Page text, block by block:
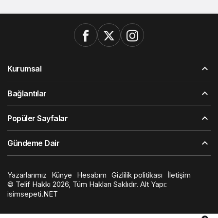
Kurumsal
Bağlantılar
Popüler Sayfalar
Gündeme Dair
Yazarlarımız Künye Hesabım Gizlilik politikası
İletişim
© Telif Hakkı 2026, Tüm Hakları Saklıdır. Alt Yapı:
isimsepeti.NET